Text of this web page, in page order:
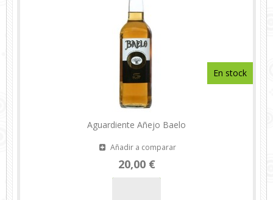
Aguardiente Añejo Baelo
Añadir a comparar
20,00 €
En stock